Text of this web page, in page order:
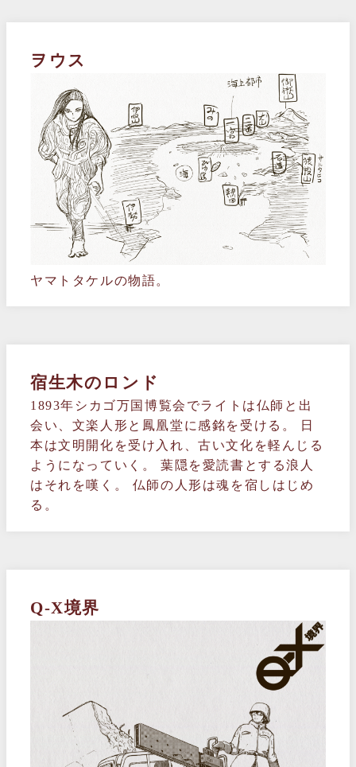
ヲウス
ヤマトタケルの物語。
宿生木のロンド
1893年シカゴ万国博覧会でライトは仏師と出
会い、文楽人形と鳳凰堂に感銘を受ける。 日
本は文明開化を受け入れ、古い文化を軽んじる
ようになっていく。 葉隠を愛読書とする浪人
はそれを嘆く。 仏師の人形は魂を宿しはじめ
る。
Q-X境界